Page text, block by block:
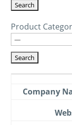
Product